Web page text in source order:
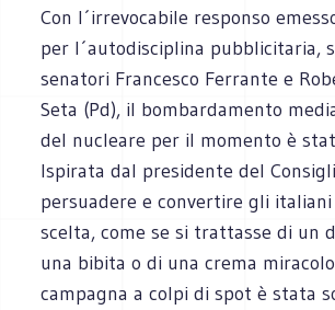
Con l´irrevocabile responso
per l´autodisciplina pubblicitaria,
senatori Francesco Ferrante e
Seta (Pd), il bombardamento
del nucleare per il momento è
Ispirata dal presidente del
persuadere e convertire gli italiani
scelta, come se si trattasse di un
una bibita o di una crema
campagna a colpi di spot è stata